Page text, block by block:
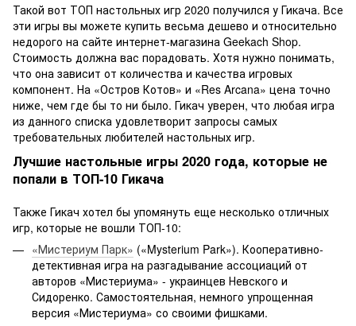
Такой вот ТОП настольных игр 2020 получился у Гикача. Все
эти игры вы можете купить весьма дешево и относительно
недорого на сайте интернет-магазина Geekach Shop.
Стоимость должна вас порадовать. Хотя нужно понимать,
что она зависит от количества и качества игровых
компонент. На «Остров Котов» и «Res Arcana» цена точно
ниже, чем где бы то ни было. Гикач уверен, что любая игра
из данного списка удовлетворит запросы самых
требовательных любителей настольных игр.
Лучшие настольные игры 2020 года, которые не
попали в ТОП-10 Гикача
Также Гикач хотел бы упомянуть еще несколько отличных
игр, которые не вошли ТОП-10:
«Мистериум Парк» («Mysterium Park»). Кооперативно-
детективная игра на разгадывание ассоциаций от
авторов «Мистериума» - украинцев Невского и
Сидоренко. Самостоятельная, немного упрощенная
версия «Мистериума» со своими фишками.